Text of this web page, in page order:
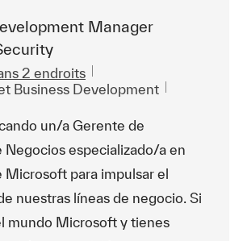
Manager
2 endroits
Business Development
un/a Gerente de
Negocios especializado/a en
Microsoft para impulsar el
nuestras líneas de negocio. Si
mundo Microsoft y tienes